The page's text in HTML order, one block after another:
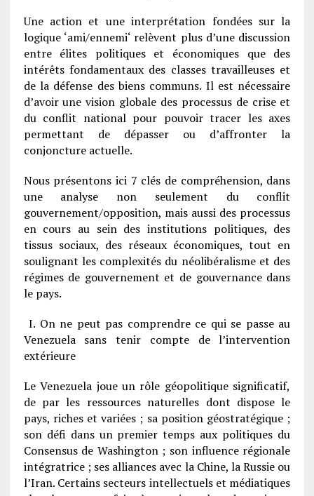
Une action et une interprétation fondées sur la
logique ‘ami/ennemi‘ relèvent plus d’une discussion
entre élites politiques et économiques que des
intérêts fondamentaux des classes travailleuses et
de la défense des biens communs. Il est nécessaire
d’avoir une vision globale des processus de crise et
du conflit national pour pouvoir tracer les axes
permettant de dépasser ou d’affronter la
conjoncture actuelle.
Nous présentons ici 7 clés de compréhension, dans
une analyse non seulement du conflit
gouvernement/opposition, mais aussi des processus
en cours au sein des institutions politiques, des
tissus sociaux, des réseaux économiques, tout en
soulignant les complexités du néolibéralisme et des
régimes de gouvernement et de gouvernance dans
le pays.
I. On ne peut pas comprendre ce qui se passe au
Venezuela sans tenir compte de l’intervention
extérieure
Le Venezuela joue un rôle géopolitique significatif,
de par les ressources naturelles dont dispose le
pays, riches et variées ; sa position géostratégique ;
son défi dans un premier temps aux politiques du
Consensus de Washington ; son influence régionale
intégratrice ; ses alliances avec la Chine, la Russie ou
l’Iran. Certains secteurs intellectuels et médiatiques